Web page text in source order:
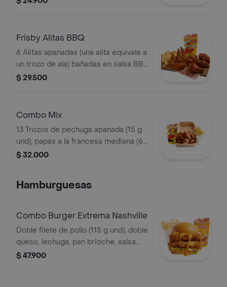
Frisby Alitas BBQ
6 Alitas apanadas (una alita equivale a
un trozo de ala) bañadas en salsa BBQ
ligeramente picante , papas a la
$ 29.500
Combo Mix
13 Trozos de pechuga apanada (15 g
und), papas a la francesa mediana (60
g) y gaseosa (325 ml)
$ 32.000
Hamburguesas
Combo Burger Extrema Nashville
Doble filete de pollo (115 g und), doble
queso, lechuga, pan brioche, salsa
picante estilo Nashville, francesa
$ 47.900